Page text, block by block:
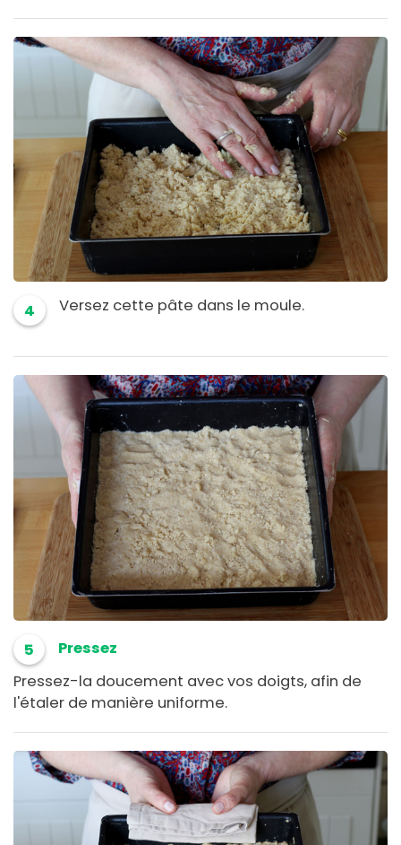
4 Versez cette pâte dans le moule.
5
Pressez
Pressez-la doucement avec vos doigts, afin de
l'étaler de manière uniforme.